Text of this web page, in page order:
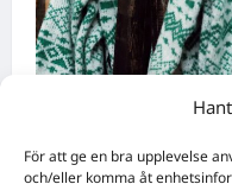
För att ge en bra upplevelse
och/eller komma åt
Födda den 4